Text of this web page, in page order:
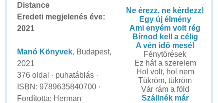
Distance
Eredeti megjelenés éve:
2021
Manó Könyvek, Budapest,
2021
376 oldal · puhatáblás ·
ISBN: 9789635840700 ·
Fordította: Herman
Ne ​érezz, ne kérdezz!
Egy új élmény
Ami enyém volt rég
Bírnod kell a célig
A vén idő mesél
Fénytörések
Ez hát a szerelem
Hol volt, hol nem
Tükröm, tükröm
Vár rám a föld
Szállnék már